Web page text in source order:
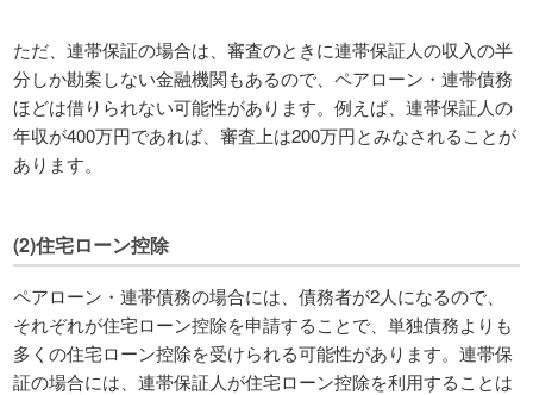
ただ、連帯保証の場合は、審査のときに連帯保証人の収入の半
分しか勘案しない金融機関もあるので、ペアローン・連帯債務
ほどは借りられない可能性があります。例えば、連帯保証人の
年収が400万円であれば、審査上は200万円とみなされることが
あります。
(2)住宅ローン控除
ペアローン・連帯債務の場合には、債務者が2人になるので、
それぞれが住宅ローン控除を申請することで、単独債務よりも
多くの住宅ローン控除を受けられる可能性があります。連帯保
証の場合には、連帯保証人が住宅ローン控除を利用することは